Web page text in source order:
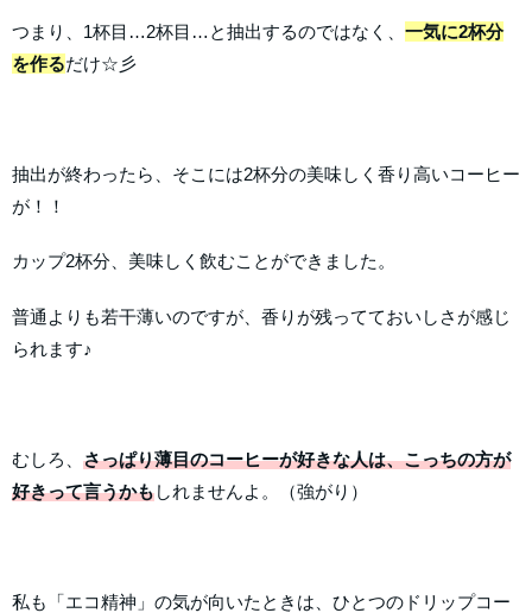
つまり、1杯目…2杯目…と抽出するのではなく、 一気に2杯分
を作るだけ☆彡
抽出が終わったら、そこには2杯分の美味しく香り高いコーヒー
が！！
カップ2杯分、美味しく飲むことができました。
普通よりも若干薄いのですが、香りが残ってておいしさが感じ
られます♪
むしろ、 さっぱり薄目のコーヒーが好きな人は、こっちの方が
好きって言うかもしれませんよ。（強がり）
私も「エコ精神」の気が向いたときは、ひとつのドリップコー